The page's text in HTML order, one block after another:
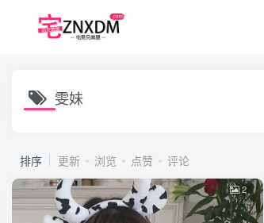
雯妹
排序 更新 浏览 点赞 评论
2